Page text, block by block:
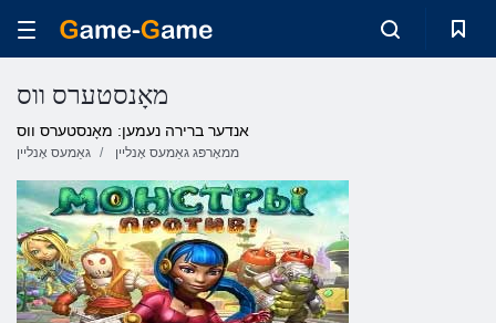
מאָנסטערס ווס
אנדער ברירה נעמען: מאָנסטערס ווס
גאַמעס אָנליין ממאָרפּג גאַמעס אָנליין